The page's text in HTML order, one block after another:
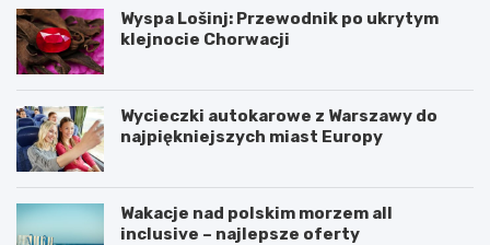
Wyspa Lošinj: Przewodnik po ukrytym
klejnocie Chorwacji
Wycieczki autokarowe z Warszawy do
najpiękniejszych miast Europy
Wakacje nad polskim morzem all
inclusive – najlepsze oferty